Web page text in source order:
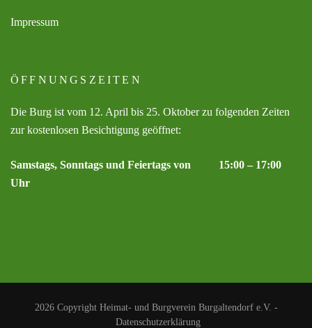
Impressum
ÖFFNUNGSZEITEN
Die Burg ist vom 12. April bis 25. Oktober zu folgenden Zeiten
zur kostenlosen Besichtigung geöffnet:
Samstags, Sonntags und Feiertags von 15:00 – 17:00
Uhr
2026 Copyright Heimat- und Burgverein Burgaltendorf e.V. -
Datenschutzerklärung